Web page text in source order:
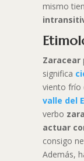
mismo
Zaracear
significa
viento frío
valle del
verbo
actuar
consigo
Además,